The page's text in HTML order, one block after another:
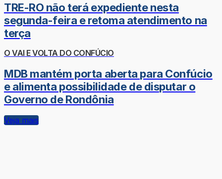
TRE-RO não terá expediente nesta
segunda-feira e retoma atendimento na
terça
O VAI E VOLTA DO CONFÚCIO
MDB mantém porta aberta para Confúcio
e alimenta possibilidade de disputar o
Governo de Rondônia
Veja mais